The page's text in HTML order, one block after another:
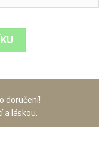
doručení!
a láskou.